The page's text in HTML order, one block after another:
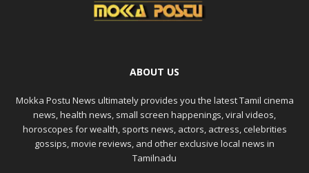
ABOUT US
Mokka Postu News ultimately provides you the latest Tamil cinema
news, health news, small screen happenings, viral videos,
horoscopes for wealth, sports news, actors, actress, celebrities
gossips, movie reviews, and other exclusive local news in
Tamilnadu